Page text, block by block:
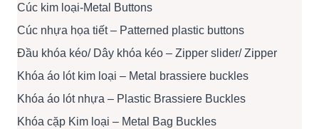
Cúc kim loại-Metal Buttons
Cúc nhựa họa tiết – Patterned plastic buttons
Đầu khóa kéo/ Dây khóa kéo – Zipper slider/ Zipper
Khóa áo lót kim loại – Metal brassiere buckles
Khóa áo lót nhựa – Plastic Brassiere Buckles
Khóa cặp Kim loại – Metal Bag Buckles